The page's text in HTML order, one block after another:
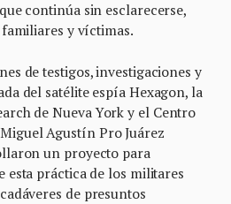
continúa sin esclarecerse,
y víctimas.
de testigos, investigaciones y
del satélite espía Hexagon, la
de Nueva York y el Centro
Agustín Pro Juárez
un proyecto para
práctica de los militares
de presuntos